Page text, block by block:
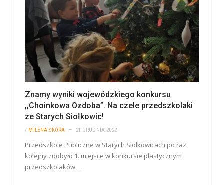
Znamy wyniki wojewódzkiego konkursu
,,Choinkowa Ozdoba”. Na czele przedszkolaki
ze Starych Siołkowic!
/ MILENA SKÓRA 21 GRUDNIA 2022
Przedszkole Publiczne w Starych Siołkowicach po raz
kolejny zdobyło 1. miejsce w konkursie plastycznym
przedszkolaków…